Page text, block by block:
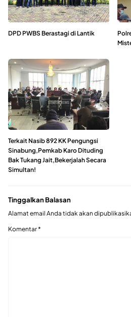
DPD PWBS Berastagi di Lantik
Terkait Nasib 892 KK Pengungsi
Sinabung,Pemkab Karo Dituding
Bak Tukang Jait,Bekerjalah Secara
Simultan!
Tinggalkan Balasan
Alamat email Anda tidak akan
Komentar*